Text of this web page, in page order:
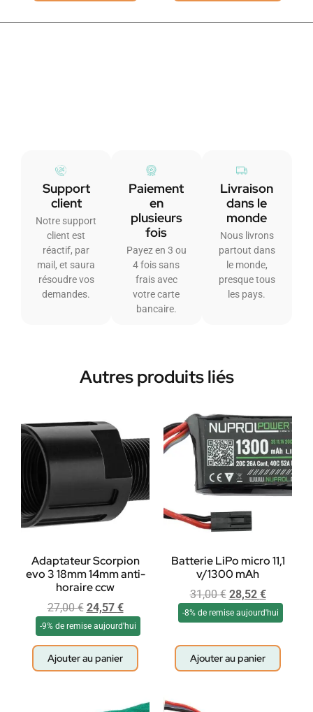
Support
client
Notre support
client est
réactif, par
mail, et saura
résoudre vos
demandes.
Paiement
en
plusieurs
fois
Payez en 3 ou
4 fois sans
frais avec
votre carte
bancaire.
Livraison
dans le
monde
Nous livrons
partout dans
le monde,
presque tous
les pays.
Autres produits liés
Adaptateur Scorpion
evo 3 18mm 14mm anti-
horaire ccw
27,00€ 24,57 €
-9% de remise aujourd'hui
Ajouter au panier
Batterie LiPo micro 11,1
v/1300 mAh
31,00€ 28,52 €
-8% de remise aujourd'hui
Ajouter au panier